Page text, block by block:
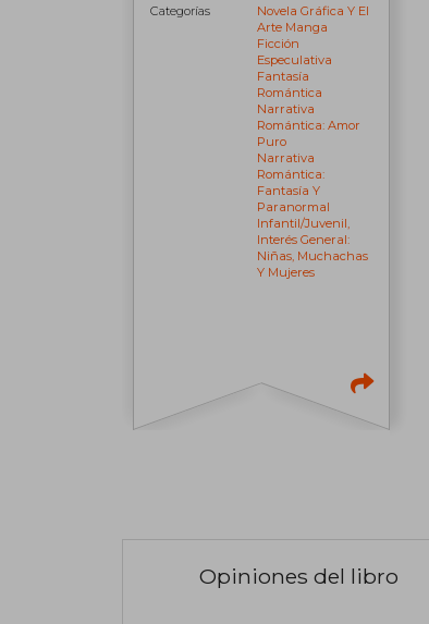
Categorías
Novela Gráfica Y El
Arte Manga
Ficción
Especulativa
Fantasía
Romántica
Narrativa
Romántica: Amor
Puro
Narrativa
Romántica:
Fantasía Y
Paranormal
Infantil/juvenil,
Interés General:
Niñas, Muchachas
Y Mujeres
Opiniones del libro